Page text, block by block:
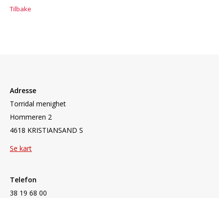
GIVERTJENESTE
Tilbake
Adresse
Torridal menighet
Hommeren 2
4618 KRISTIANSAND S
Se kart
Telefon
38 19 68 00